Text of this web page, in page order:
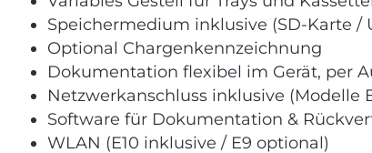
Speichermedium inklusive (SD-Karte /
Optional Chargenkennzeichnung
Dokumentation flexibel im Gerät, per
Netzwerkanschluss inklusive (Modelle
Software für Dokumentation &
WLAN (E10 inklusive / E9 optional)